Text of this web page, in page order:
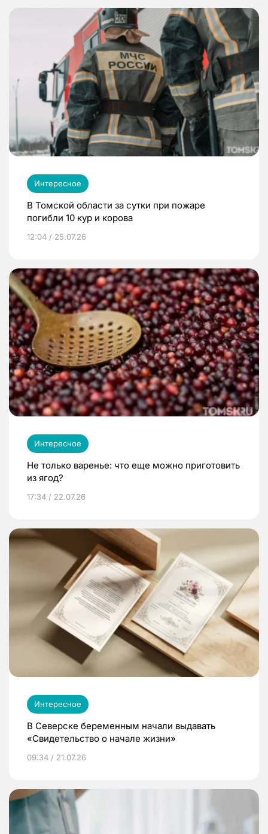
Интересное
В Томской области за сутки при пожаре
погибли 10 кур и корова
12:04 / 25.07.26
Интересное
Не только варенье: что еще можно приготовить
из ягод?
17:34 / 22.07.26
Интересное
В Северске беременным начали выдавать
«Свидетельство о начале жизни»
09:34 / 21.07.26